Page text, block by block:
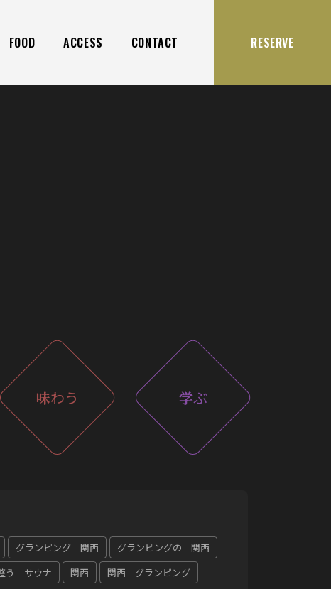
FOOD ACCESS CONTACT RESERVE
味わう 学ぶ
グランピング 関西
グランピングの 関西
う サウナ 関西 関西 グランピング